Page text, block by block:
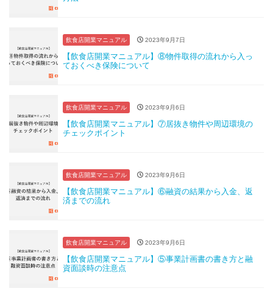
飲食店開業マニュアル 2023年9月7日
【飲食店開業マニュアル】⑧物件取得の流れから入っ
ておくべき保険について
飲食店開業マニュアル 2023年9月6日
【飲食店開業マニュアル】⑦居抜き物件や周辺環境の
チェックポイント
飲食店開業マニュアル 2023年9月6日
【飲食店開業マニュアル】⑥融資の結果から入金、返
済までの流れ
飲食店開業マニュアル 2023年9月6日
【飲食店開業マニュアル】⑤事業計画書の書き方と融
資面談時の注意点